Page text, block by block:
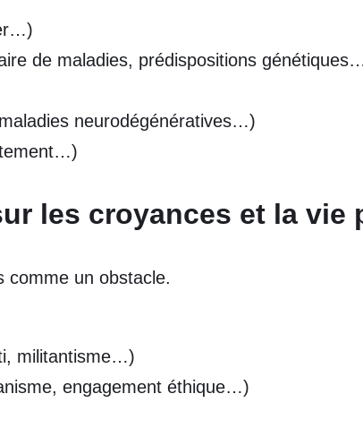
de maladies, prédispositions
neurodégénératives…)
les croyances et la vie
comme un obstacle.
militantisme…)
engagement éthique…)